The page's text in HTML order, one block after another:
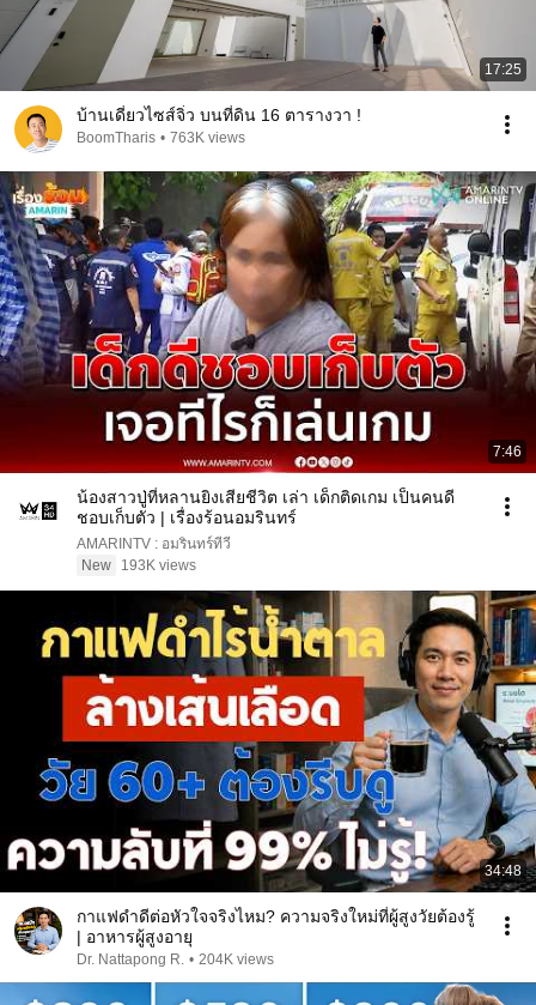
17:25
บ้านเดี่ยวไซส์จิ๋ว บนที่ดิน 16 ตารางวา !
BoomTharis • 763K views
7:46
น้องสาวปู่ที่หลานยิงเสียชีวิต เล่า เด็กติดเกม เป็นคนดี
ชอบเก็บตัว | เรื่องร้อนอมรินทร์
AMARINTV : อมรินทร์ทีวี
New
193K views
34:48
กาแฟดำดีต่อหัวใจจริงไหม? ความจริงใหม่ที่ผู้สูงวัยต้องรู้
| อาหารผู้สูงอายุ
Dr. Nattapong R. • 204K views